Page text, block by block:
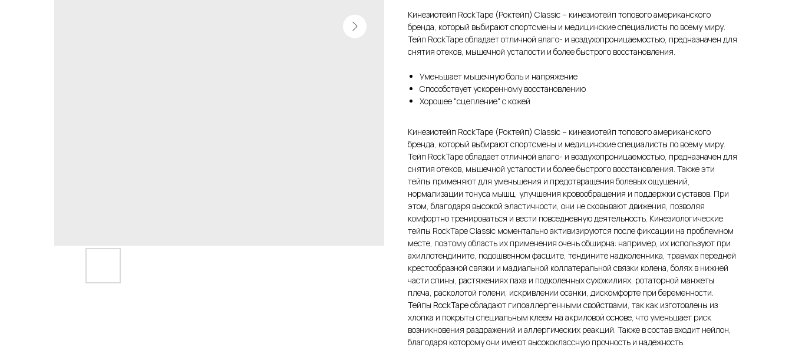
Кинезиотейп RockTape (Роктейп) Classic – кинезиотейп топового американского
бренда, который выбирают спортсмены и медицинские специалисты по всему миру.
Тейп RockTape обладает отличной влаго- и воздухопроницаемостью, предназначен для
снятия отеков, мышечной усталости и более быстрого восстановления.
Уменьшает мышечную боль и напряжение
Способствует ускоренному восстановлению
Хорошее "сцепление" с кожей
Кинезиотейп RockTape (Роктейп) Classic – кинезиотейп топового американского
бренда, который выбирают спортсмены и медицинские специалисты по всему миру.
Тейп RockTape обладает отличной влаго- и воздухопроницаемостью, предназначен для
снятия отеков, мышечной усталости и более быстрого восстановления. Также эти
тейпы применяют для уменьшения и предотвращения болевых ощущений,
нормализации тонуса мышц, улучшения кровообращения и поддержки суставов. При
этом, благодаря высокой эластичности, они не сковывают движения, позволяя
комфортно тренироваться и вести повседневную деятельность. Кинезиологические
тейпы RockTape Classic моментально активизируются после фиксации на проблемном
месте, поэтому область их применения очень обширна: например, их используют при
ахиллотендините, подошвенном фасците, тендините надколенника, травмах передней
крестообразной связки и мадиальной коллатеральной связки колена, болях в нижней
части спины, растяжениях паха и подколенных сухожилиях, ротаторной манжеты
плеча, расколотой голени, искривлении осанки, дискомфорте при беременности.
Тейпы RockTape обладают гипоаллергенными свойствами, так как изготовлены из
хлопка и покрыты специальным клеем на акриловой основе, что уменьшает риск
возникновения раздражений и аллергических реакций. Также в состав входит нейлон,
благодаря которому они имеют высококлассную прочность и надежность.